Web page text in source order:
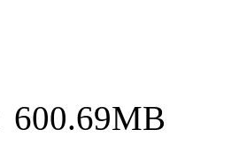
600.69MB